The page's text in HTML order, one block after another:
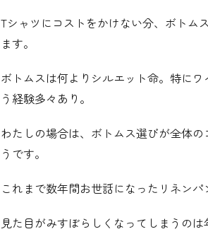
Tシャツにコストをかけない分、ボトム
ます。
ボトムスは何よりシルエット命。特に
う経験多々あり。
わたしの場合は、ボトムス選びが全体
うです。
これまで数年間お世話になったリネン
見た目がみすぼらしくなってしまうの